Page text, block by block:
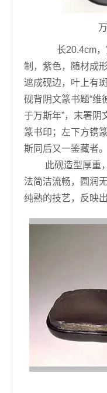
长20.4cm，
制，紫色，随材成
遮成砚边，叶上有
砚背阴文篆书题“维
于万斯年”，末署阴
篆书印；左下方镌
斯同后又一鉴藏者。
此砚造型厚重，
法简洁流畅，圆润
纯熟的技艺，反映